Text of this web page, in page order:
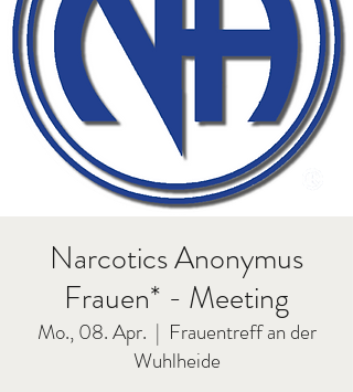
Narcotics Anonymus
Frauen* - Meeting
Mo., 08. Apr.
  |
Frauentreff an der
Wuhlheide